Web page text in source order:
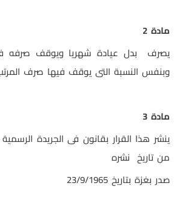
مادة 2
يصرف بدل عيادة شهريا ويوقف صرفه
وبنفس النسبة التى يوقف فيها صرف
مادة 3
ينشر هذا القرار بقانون فى الجريدة
من تاريخ نشره
صدر بغزة بتاريخ 23/9/1965